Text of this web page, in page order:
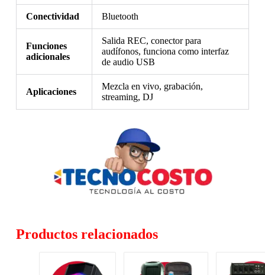
Conectividad Bluetooth
Funciones
adicionales
Salida REC, conector para
audífonos, funciona como interfaz
de audio USB
Aplicaciones
Mezcla en vivo, grabación,
streaming, DJ
Productos relacionados